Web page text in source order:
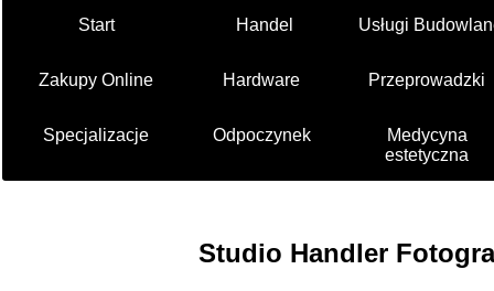
Start Handel Usługi
Zakupy Online Hardware Przeprowadzki
Specjalizacje Odpoczynek
Medycyna
estetyczna
Studio Handler